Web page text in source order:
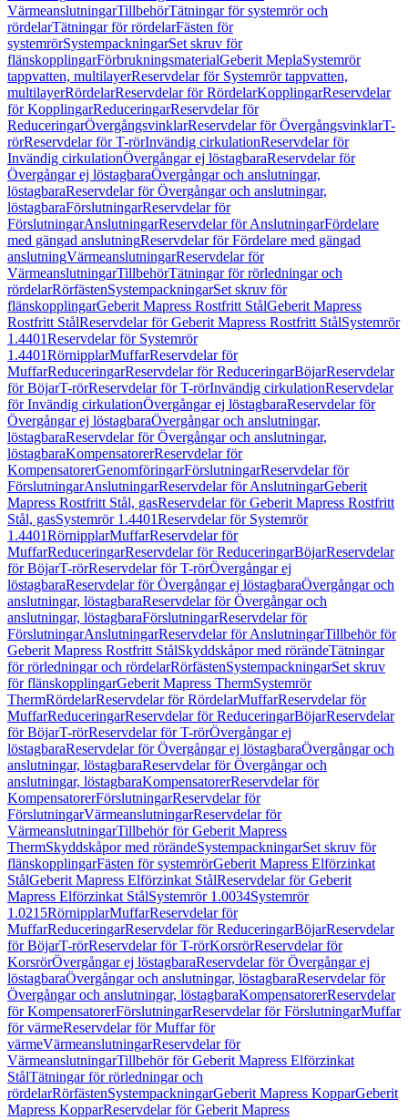
VärmeanslutningarTillbehörTätningar för systemrör och
rördelarTätningar för rördelarFästen för
systemrörSystempackningarSet skruv för
flänskopplingarFörbrukningsmaterialGeberit MeplaSystemrör
tappvatten, multilayerReservdelar för Systemrör tappvatten,
multilayerRördelarReservdelar för RördelarKopplingarReservdelar
för KopplingarReduceringarReservdelar för
ReduceringarÖvergångsvinklarReservdelar för ÖvergångsvinklarT-
rörReservdelar för T-rörInvändig cirkulationReservdelar för
Invändig cirkulationÖvergångar ej löstagbaraReservdelar för
Övergångar ej löstagbaraÖvergångar och anslutningar,
löstagbaraReservdelar för Övergångar och anslutningar,
löstagbaraFörslutningarReservdelar för
FörslutningarAnslutningarReservdelar för AnslutningarFördelare
med gängad anslutningReservdelar för Fördelare med gängad
anslutningVärmeanslutningarReservdelar för
VärmeanslutningarTillbehörTätningar för rörledningar och
rördelarRörfästenSystempackningarSet skruv för
flänskopplingarGeberit Mapress Rostfritt StålGeberit Mapress
Rostfritt StålReservdelar för Geberit Mapress Rostfritt StålSystemrör
1.4401Reservdelar för Systemrör
1.4401RörnipplarMuffarReservdelar för
MuffarReduceringarReservdelar för ReduceringarBöjarReservdelar
för BöjarT-rörReservdelar för T-rörInvändig cirkulationReservdelar
för Invändig cirkulationÖvergångar ej löstagbaraReservdelar för
Övergångar ej löstagbaraÖvergångar och anslutningar,
löstagbaraReservdelar för Övergångar och anslutningar,
löstagbaraKompensatorerReservdelar för
KompensatorerGenomföringarFörslutningarReservdelar för
FörslutningarAnslutningarReservdelar för AnslutningarGeberit
Mapress Rostfritt Stål, gasReservdelar för Geberit Mapress Rostfritt
Stål, gasSystemrör 1.4401Reservdelar för Systemrör
1.4401RörnipplarMuffarReservdelar för
MuffarReduceringarReservdelar för ReduceringarBöjarReservdelar
för BöjarT-rörReservdelar för T-rörÖvergångar ej
löstagbaraReservdelar för Övergångar ej löstagbaraÖvergångar och
anslutningar, löstagbaraReservdelar för Övergångar och
anslutningar, löstagbaraFörslutningarReservdelar för
FörslutningarAnslutningarReservdelar för AnslutningarTillbehör för
Geberit Mapress Rostfritt StålSkyddskåpor med rörändeTätningar
för rörledningar och rördelarRörfästenSystempackningarSet skruv
för flänskopplingarGeberit Mapress ThermSystemrör
ThermRördelarReservdelar för RördelarMuffarReservdelar för
MuffarReduceringarReservdelar för ReduceringarBöjarReservdelar
för BöjarT-rörReservdelar för T-rörÖvergångar ej
löstagbaraReservdelar för Övergångar ej löstagbaraÖvergångar och
anslutningar, löstagbaraReservdelar för Övergångar och
anslutningar, löstagbaraKompensatorerReservdelar för
KompensatorerFörslutningarReservdelar för
FörslutningarVärmeanslutningarReservdelar för
VärmeanslutningarTillbehör för Geberit Mapress
ThermSkyddskåpor med rörändeSystempackningarSet skruv för
flänskopplingarFästen för systemrörGeberit Mapress Elförzinkat
StålGeberit Mapress Elförzinkat StålReservdelar för Geberit
Mapress Elförzinkat StålSystemrör 1.0034Systemrör
1.0215RörnipplarMuffarReservdelar för
MuffarReduceringarReservdelar för ReduceringarBöjarReservdelar
för BöjarT-rörReservdelar för T-rörKorsrörReservdelar för
KorsrörÖvergångar ej löstagbaraReservdelar för Övergångar ej
löstagbaraÖvergångar och anslutningar, löstagbaraReservdelar för
Övergångar och anslutningar, löstagbaraKompensatorerReservdelar
för KompensatorerFörslutningarReservdelar för FörslutningarMuffar
för värmeReservdelar för Muffar för
värmeVärmeanslutningarReservdelar för
VärmeanslutningarTillbehör för Geberit Mapress Elförzinkat
StålTätningar för rörledningar och
rördelarRörfästenSystempackningarGeberit Mapress KopparGeberit
Mapress KopparReservdelar för Geberit Mapress